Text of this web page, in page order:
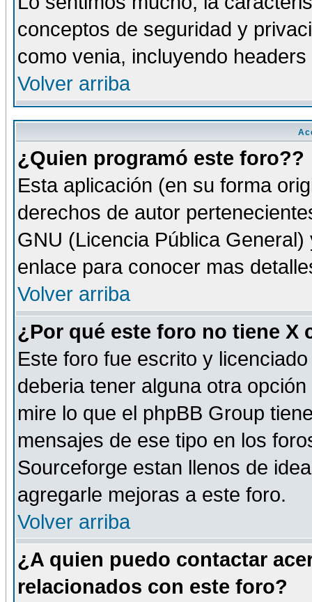
conceptos de seguridad y
como venia, incluyendo
Volver arriba
¿Quien programó este foro??
Esta aplicación (en su forma
derechos de autor
GNU (Licencia Pública
enlace para conocer mas
Volver arriba
¿Por qué este foro no tiene X
Este foro fue escrito y
deberia tener alguna otra
mire lo que el phpBB Group
mensajes de ese tipo en los
Sourceforge estan llenos de
agregarle mejoras a este foro.
Volver arriba
¿A quien puedo contactar
relacionados con este foro?